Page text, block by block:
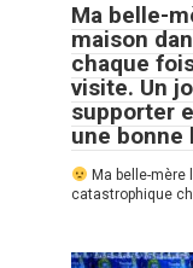
Ma belle-
maison
chaque
visite. Un
supporter
une bonne
Ma belle-
catastrophique